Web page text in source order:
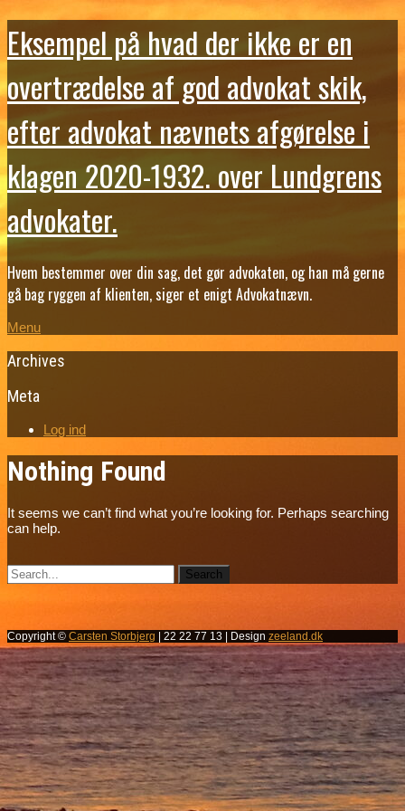
Eksempel på hvad der ikke er en
overtrædelse af god advokat skik,
efter advokat nævnets afgørelse i
klagen 2020-1932. over Lundgrens
advokater.
Hvem bestemmer over din sag, det gør advokaten, og han må gerne
gå bag ryggen af klienten, siger et enigt Advokatnævn.
Menu
Archives
Meta
Log ind
Nothing Found
It seems we can’t find what you’re looking for. Perhaps searching
can help.
Copyright © Carsten Storbjerg | 22 22 77 13 | Design zeeland.dk